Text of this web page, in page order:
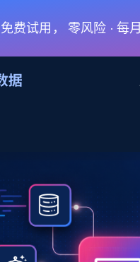
免费试用， 零风险 · 每
Discover API 免费
始终在线的代理实时网页发现
搜索引擎结果页 API
按需获取多引擎搜索结果
视频信息流——为 VLA 准备就绪
获取持续、定向的网页视频，用于训
器人策略
免费套餐
爬虫 API
$1/1k请求
搜索引擎 API
免费套餐
成